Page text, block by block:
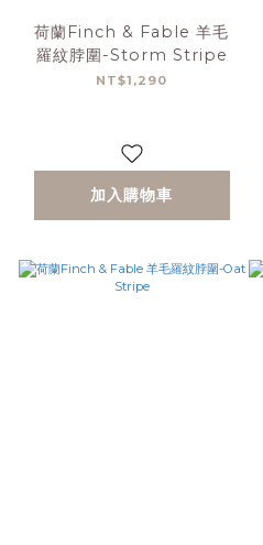
荷蘭Finch & Fable 羊毛
羅紋脖圍-Storm Stripe
NT$1,290
加入購物車